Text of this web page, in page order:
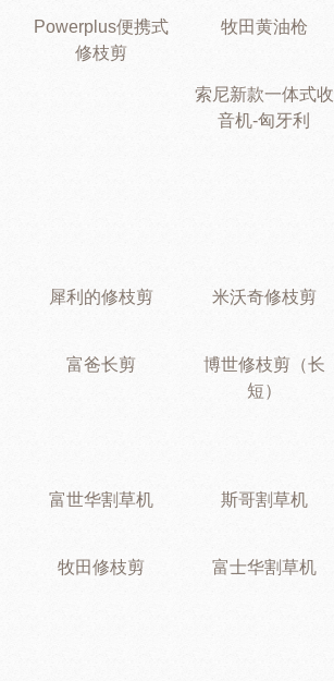
Powerplus便携式
修枝剪
牧田黄油枪
索尼新款一体式收
音机-匈牙利
犀利的修枝剪 米沃奇修枝剪
富爸长剪
博世修枝剪（长
短）
富世华割草机 斯哥割草机
牧田修枝剪 富士华割草机